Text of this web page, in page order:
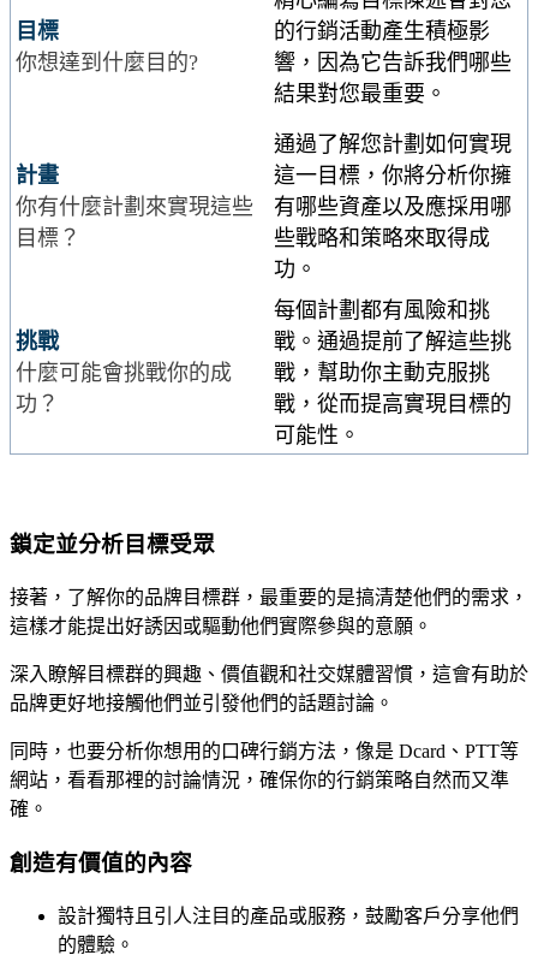
目標
你想達到什麼目的?
的行銷活動產生積極影
響，因為它告訴我們哪些
結果對您最重要。
計畫
你有什麼計劃來實現這些
目標？
通過了解您計劃如何實現
這一目標，你將分析你擁
有哪些資產以及應採用哪
些戰略和策略來取得成
功。
挑戰
什麼可能會挑戰你的成
功？
每個計劃都有風險和挑
戰。通過提前了解這些挑
戰，幫助你主動克服挑
戰，從而提高實現目標的
可能性。
鎖定並分析目標受眾
接著，了解你的品牌目標群，最重要的是搞清楚他們的需求，
這樣才能提出好誘因或驅動他們實際參與的意願。
深入瞭解目標群的興趣、價值觀和社交媒體習慣，這會有助於
品牌更好地接觸他們並引發他們的話題討論。
同時，也要分析你想用的口碑行銷方法，像是 Dcard、PTT等
網站，看看那裡的討論情況，確保你的行銷策略自然而又準
確。
創造有價值的內容
設計獨特且引人注目的產品或服務，鼓勵客戶分享他們
的體驗。